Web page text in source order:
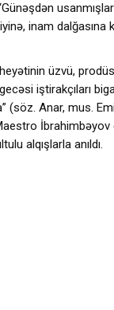
inam dalğasına
üzvü,
iştirakçıları
(söz. Anar, mus.
alqışlarla anıldı.